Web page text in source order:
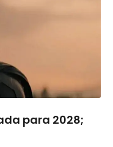
para 2028;